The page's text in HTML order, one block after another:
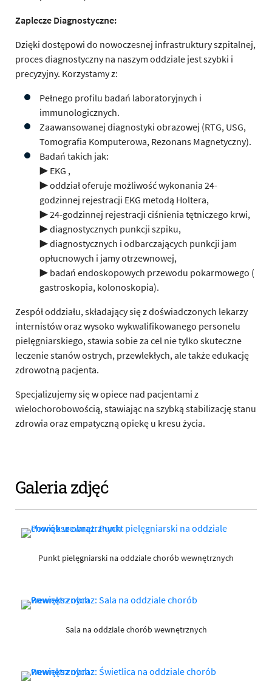
Zaplecze Diagnostyczne:
Dzięki dostępowi do nowoczesnej infrastruktury szpitalnej,
proces diagnostyczny na naszym oddziale jest szybki i
precyzyjny. Korzystamy z:
Pełnego profilu badań laboratoryjnych i
immunologicznych.
Zaawansowanej diagnostyki obrazowej (RTG, USG,
Tomografia Komputerowa, Rezonans Magnetyczny).
Badań takich jak:
▶ EKG ,
▶ oddział oferuje możliwość wykonania 24-
godzinnej rejestracji EKG metodą Holtera,
▶ 24-godzinnej rejestracji ciśnienia tętniczego krwi,
▶ diagnostycznych punkcji szpiku,
▶ diagnostycznych i odbarczających punkcji jam
opłucnowych i jamy otrzewnowej,
▶ badań endoskopowych przewodu pokarmowego (
gastroskopia, kolonoskopia).
Zespół oddziału, składający się z doświadczonych lekarzy
internistów oraz wysoko wykwalifikowanego personelu
pielęgniarskiego, stawia sobie za cel nie tylko skuteczne
leczenie stanów ostrych, przewlekłych, ale także edukację
zdrowotną pacjenta.
Specjalizujemy się w opiece nad pacjentami z
wielochorobowością, stawiając na szybką stabilizację stanu
zdrowia oraz empatyczną opiekę u kresu życia.
Galeria zdjęć
Punkt pielęgniarski na oddziale chorób wewnętrznych
Sala na oddziale chorób wewnętrznych